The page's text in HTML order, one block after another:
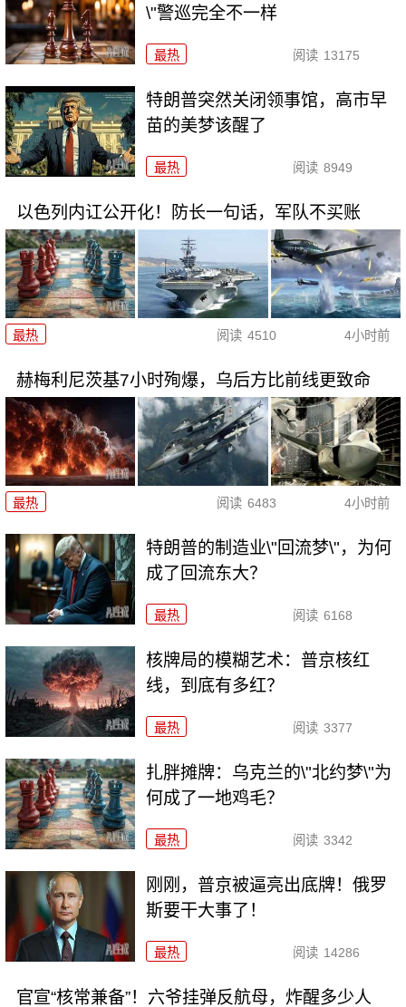
\"警巡完全不一样
最热 阅读 13175
特朗普突然关闭领事馆，高市早
苗的美梦该醒了
最热 阅读 8949
以色列内讧公开化！防长一句话，军队不买账
最热 阅读 4510 4小时前
赫梅利尼茨基7小时殉爆，乌后方比前线更致命
最热 阅读 6483 4小时前
特朗普的制造业\"回流梦\"，为何
成了回流东大？
最热 阅读 6168
核牌局的模糊艺术：普京核红
线，到底有多红？
最热 阅读 3377
扎胖摊牌：乌克兰的\"北约梦\"为
何成了一地鸡毛？
最热 阅读 3342
刚刚，普京被逼亮出底牌！俄罗
斯要干大事了！
最热 阅读 14286
官宣“核常兼备”！六爷挂弹反航母，炸醒多少人